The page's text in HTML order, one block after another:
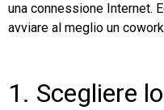
una connessione Internet.
avviare al meglio un
1. Scegliere